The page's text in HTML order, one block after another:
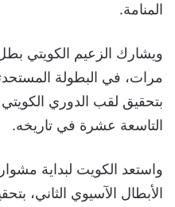
المنامة.
ويشارك الزعيم الكويتي
مرات، في البطولة
التاسعة عشرة في تاريخه.
واستعد الكويت لبداية